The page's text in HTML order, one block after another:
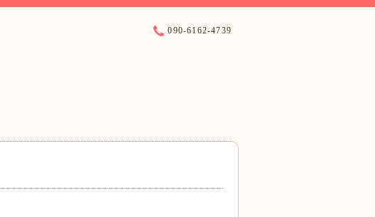
090-6162-4739